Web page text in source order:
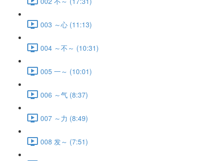
003 ～心 (11:13)
004 ～不～ (10:31)
005 一～ (10:01)
006 ～气 (8:37)
007 ～力 (8:49)
008 发～ (7:51)